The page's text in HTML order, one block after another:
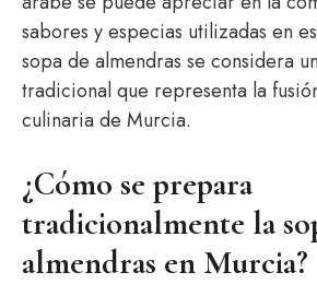
sabores y especias utilizadas en
sopa de almendras se considera
tradicional que representa la
culinaria de Murcia.
¿Cómo se prepara
tradicionalmente la
almendras en Murcia?